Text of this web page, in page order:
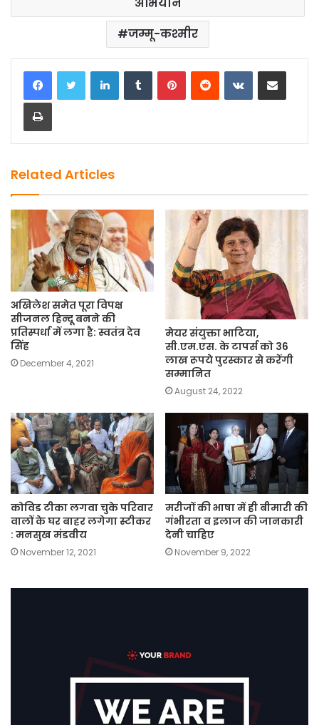
जम्मू-कश्मीर
LinkedInTumblrPinterestReddit VKontakteShare via Email
Print
Related Articles
अखिलेश समेत पूरा विपक्ष
सीजनल हिन्दू बनने की
प्रतिस्पर्धा में लगा है: स्वतंत्र देव
सिंह
December 4, 2021
मेयर संयुक्ता भाटिया,
सी.एम.एस. के टापर्स को 36
लाख रूपये पुरस्कार से करेंगी
सम्मानित
August 24, 2022
कोविड टीका लगवा चुके परिवार
वालों के घर बाहर लगेगा स्टीकर
: मनसुख मंडवीय
November 12, 2021
मरीजों की भाषा में ही बीमारी की
गंभीरता व इलाज की जानकारी
देनी चाहिए
November 9, 2022